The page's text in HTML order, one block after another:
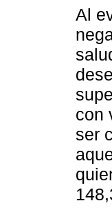
Al
con
ser